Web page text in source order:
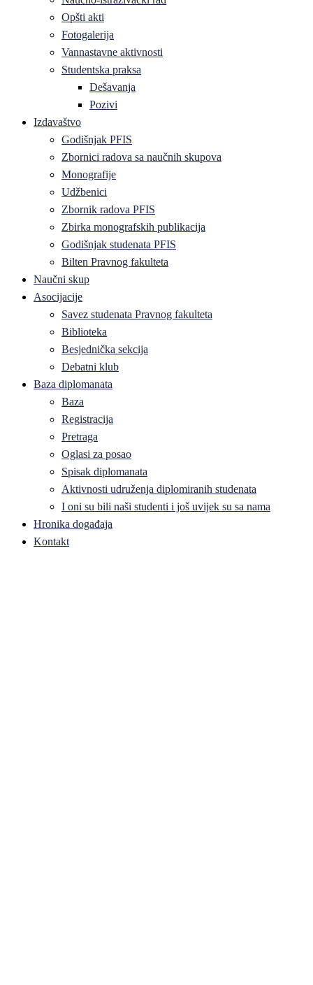
Opšti akti
Fotogalerija
Vannastavne aktivnosti
Studentska praksa
Dešavanja
Pozivi
Izdavaštvo
Godišnjak PFIS
Zbornici radova sa naučnih skupova
Monografije
Udžbenici
Zbornik radova PFIS
Zbirka monografskih publikacija
Godišnjak studenata PFIS
Bilten Pravnog fakulteta
Naučni skup
Asocijacije
Savez studenata Pravnog fakulteta
Biblioteka
Besjednička sekcija
Debatni klub
Baza diplomanata
Baza
Registracija
Pretraga
Oglasi za posao
Spisak diplomanata
Aktivnosti udruženja diplomiranih studenata
I oni su bili naši studenti i još uvijek su sa nama
Hronika događaja
Kontakt